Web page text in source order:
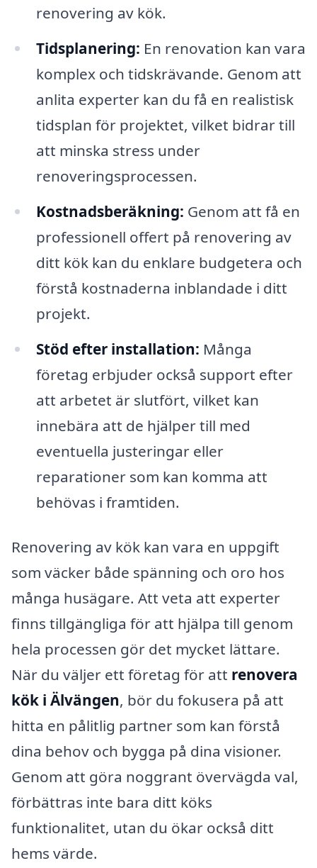
renovering av kök.
Tidsplanering: En renovation kan vara
komplex och tidskrävande. Genom att
anlita experter kan du få en realistisk
tidsplan för projektet, vilket bidrar till
att minska stress under
renoveringsprocessen.
Kostnadsberäkning: Genom att få en
professionell offert på renovering av
ditt kök kan du enklare budgetera och
förstå kostnaderna inblandade i ditt
projekt.
Stöd efter installation: Många
företag erbjuder också support efter
att arbetet är slutfört, vilket kan
innebära att de hjälper till med
eventuella justeringar eller
reparationer som kan komma att
behövas i framtiden.
Renovering av kök kan vara en uppgift
som väcker både spänning och oro hos
många husägare. Att veta att experter
finns tillgängliga för att hjälpa till genom
hela processen gör det mycket lättare.
När du väljer ett företag för att renovera
kök i Älvängen, bör du fokusera på att
hitta en pålitlig partner som kan förstå
dina behov och bygga på dina visioner.
Genom att göra noggrant övervägda val,
förbättras inte bara ditt köks
funktionalitet, utan du ökar också ditt
hems värde.